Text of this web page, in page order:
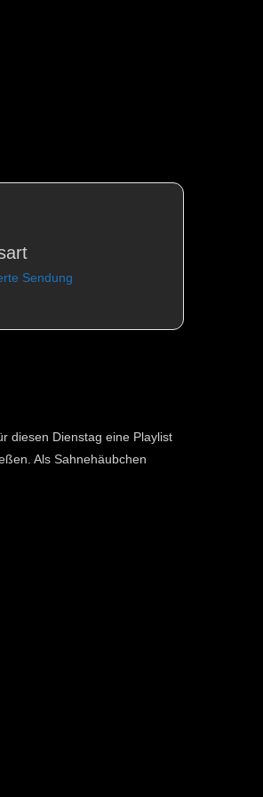
Sendung
diesen Dienstag eine Playlist
Als Sahnehäubchen